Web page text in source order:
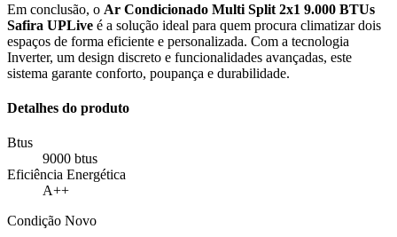
Em conclusão, o Ar Condicionado Multi Split 2x1 9.000 BTUs
Safira UPLive é a solução ideal para quem procura climatizar dois
espaços de forma eficiente e personalizada. Com a tecnologia
Inverter, um design discreto e funcionalidades avançadas, este
sistema garante conforto, poupança e durabilidade.
Detalhes do produto
Btus
9000 btus
Eficiência Energética
A++
Condição Novo